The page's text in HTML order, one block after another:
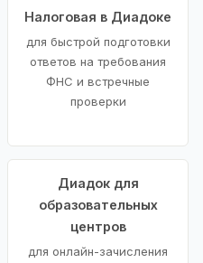
Налоговая в Диадоке
для быстрой подготовки
ответов на требования
ФНС и встречные
проверки
Диадок для
образовательных
центров
для онлайн-зачисления